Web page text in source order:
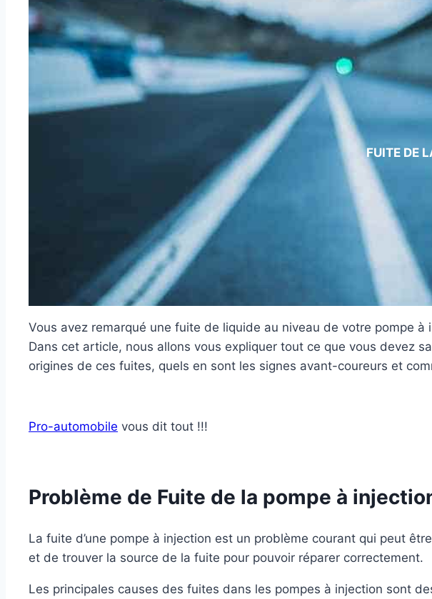
FUITE DE
Vous avez remarqué une fuite de liquide au niveau de votre pompe
Dans cet article, nous allons vous expliquer tout ce que vous devez
origines de ces fuites, quels en sont les signes avant-coureurs et
Pro-automobile vous dit tout !!!
Problème de Fuite de la pompe à
La fuite d’une pompe à injection est un problème courant qui peut
et de trouver la source de la fuite pour pouvoir réparer correctement.
Les principales causes des fuites dans les pompes à injection sont